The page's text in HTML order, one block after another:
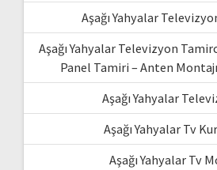
Aşağı Yahyalar
Aşağı Yahyalar Televizyon
Panel Tamiri – Anten
Aşağı Yahyalar
Aşağı Yahyalar Tv
Aşağı Yahyalar Tv